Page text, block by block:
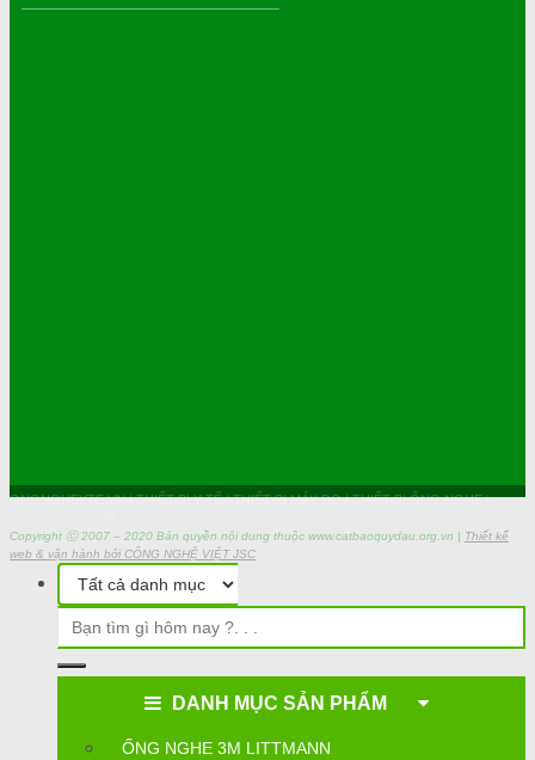
ONGNGHEYTE.VN | THIẾT BỊ Y TẾ | THIẾT BỊ MÁY ĐO | THIẾT BỊ ỐNG NGHE |
Copyright ⓒ 2007 – 2020 Bản quyền nội dung thuộc www.catbaoquydau.org.vn | Thiết kế
web & vận hành bởi CÔNG NGHỆ VIỆT JSC
DANH MỤC SẢN PHẨM
ỐNG NGHE 3M LITTMANN